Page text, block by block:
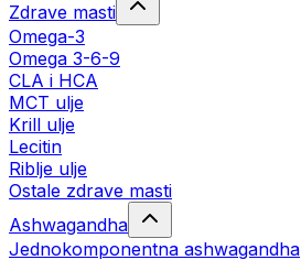
Zdrave masti
Omega-3
Omega 3-6-9
CLA i HCA
MCT ulje
Krill ulje
Lecitin
Riblje ulje
Ostale zdrave masti
Ashwagandha
Jednokomponentna ashwagandha